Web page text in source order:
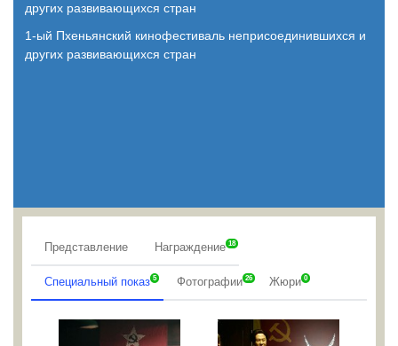
других развивающихся стран
1-ый Пхеньянский кинофестиваль неприсоединившихся и
других развивающихся стран
Представление Награждение 18
Специальный показ 5 Фотографии 26 Жюри 0